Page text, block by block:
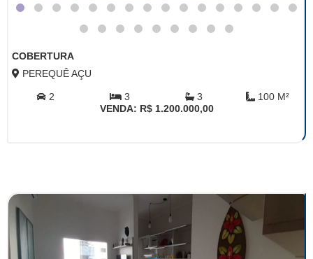
COBERTURA
PEREQUÊ AÇU
2 3 3
100 M²
VENDA: R$ 1.200.000,00